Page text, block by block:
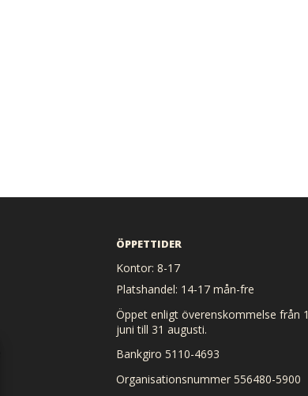
ÖPPETTIDER
Kontor: 8-17
Platshandel: 14-17 mån-fre
Öppet enligt överenskommelse från 1
juni till 31 augusti.
Bankgiro 5110-4693
Organisationsnummer 556480-5900